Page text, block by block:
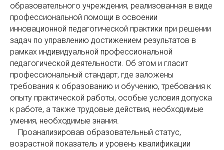
образовательного учреждения, реализованная в виде
профессиональной помощи в освоении
инновационной педагогической практики при решении
задач по управлению достижением результатов в
рамках индивидуальной профессиональной
педагогической деятельности. Об этом и гласит
профессиональный стандарт, где заложены
требования к образованию и обучению, требования к
опыту практической работы, особые условия допуска
к работе, а также трудовые действия, необходимые
умения, необходимые знания.
Проанализировав образовательный статус,
возрастной показатель и уровень квалификации